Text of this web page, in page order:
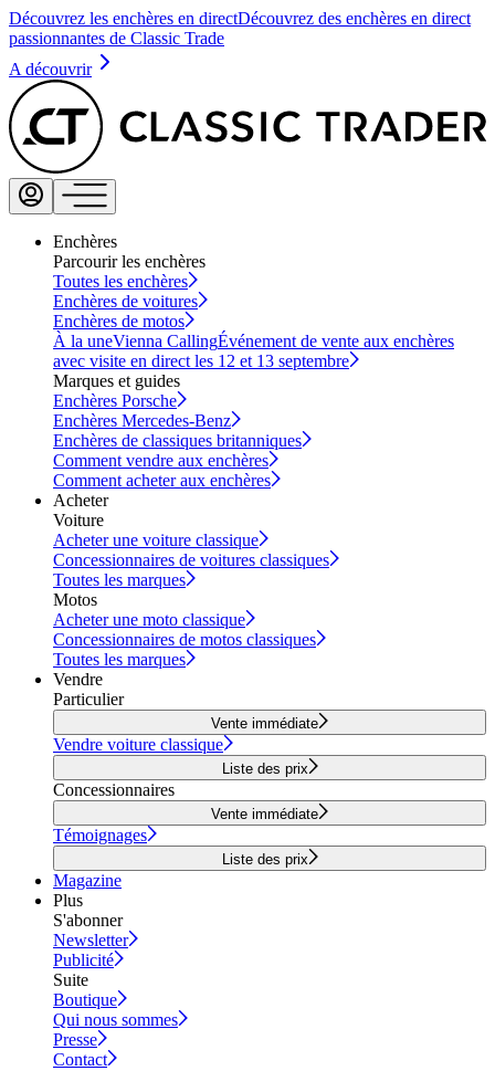
Découvrez les enchères en directDécouvrez des enchères en direct
passionnantes de Classic Trade
A découvrir
Enchères
Parcourir les enchères
Toutes les enchères
Enchères de voitures
Enchères de motos
À la uneVienna CallingÉvénement de vente aux enchères
avec visite en direct les 12 et 13 septembre
Marques et guides
Enchères Porsche
Enchères Mercedes-Benz
Enchères de classiques britanniques
Comment vendre aux enchères
Comment acheter aux enchères
Acheter
Voiture
Acheter une voiture classique
Concessionnaires de voitures classiques
Toutes les marques
Motos
Acheter une moto classique
Concessionnaires de motos classiques
Toutes les marques
Vendre
Particulier
Vente immédiate
Vendre voiture classique
Liste des prix
Concessionnaires
Vente immédiate
Témoignages
Liste des prix
Magazine
Plus
S'abonner
Newsletter
Publicité
Suite
Boutique
Qui nous sommes
Presse
Contact